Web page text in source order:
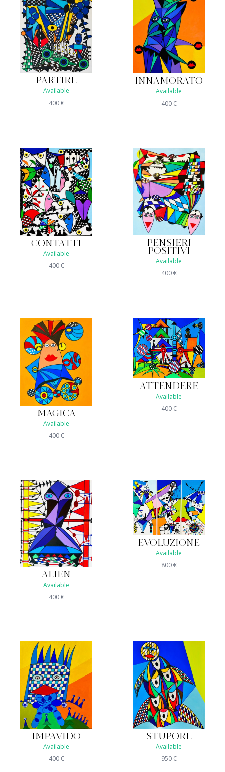
PARTIRE
Available
400€
INNAMORATO
Available
400€
CONTATTI
Available
400€
PENSIERI
POSITIVI
Available
400€
MAGICA
Available
400€
ATTENDERE
Available
400€
ALIEN
Available
400€
EVOLUZIONE
Available
800€
IMPAVIDO
Available
400€
STUPORE
Available
950€